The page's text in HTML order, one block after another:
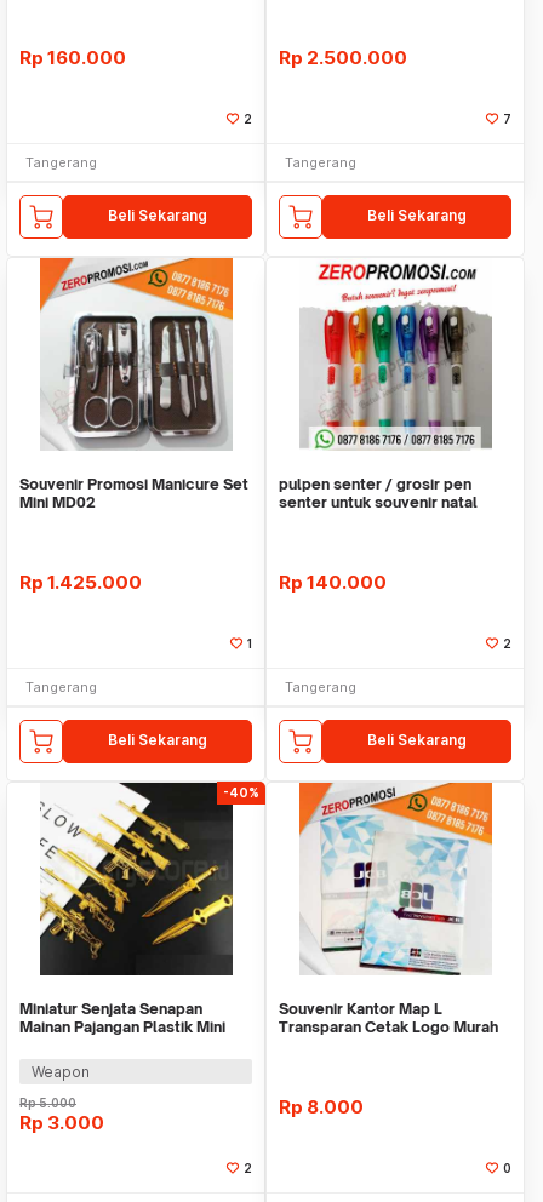
Rp 160.000
2
Tangerang
Beli Sekarang
Rp 2.500.000
7
Tangerang
Beli Sekarang
Souvenir Promosi Manicure Set
Mini MD02
Rp 1.425.000
1
Tangerang
Beli Sekarang
pulpen senter / grosir pen
senter untuk souvenir natal
Rp 140.000
2
Tangerang
Beli Sekarang
-40%
Miniatur Senjata Senapan
Mainan Pajangan Plastik Mini
Weapon
Rp5.000
Rp 3.000
2
Souvenir Kantor Map L
Transparan Cetak Logo Murah
Rp 8.000
0